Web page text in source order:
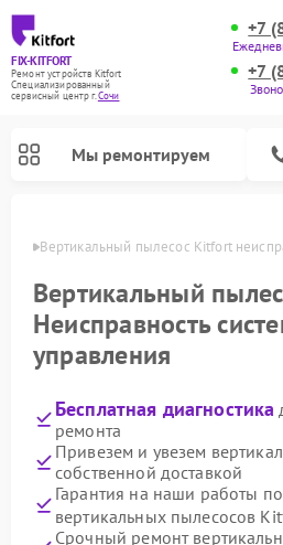
FIX-KITFORT
Ремонт устройств Kitfort
Специализированный
cервисный центр г.Сочи
+7
+7
Мы ремонтируем
Вертикальный пылесос Kitfort
Вертикальный
Неисправность
управления
Бесплатная диагностика
ремонта
Привезем и увезем
собственной доставкой
Гарантия на наши работы
вертикальных пылесосов
Срочный ремонт